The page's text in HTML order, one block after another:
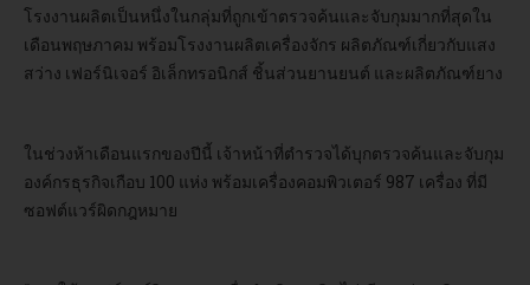
โรงงานผลิตเป็นหนึ่งในกลุ่มที่ถูกเข้าตรวจค้นและจับกุมมากที่สุดใน
เดือนพฤษภาคม พร้อมโรงงานผลิตเครื่องจักร ผลิตภัณฑ์เกี่ยวกับแสง
สว่าง เฟอร์นิเจอร์ อิเล็กทรอนิกส์ ชิ้นส่วนยานยนต์ และผลิตภัณฑ์ยาง
ในช่วงห้าเดือนแรกของปีนี้ เจ้าหน้าที่ตำรวจได้บุกตรวจค้นและจับกุม
องค์กรธุรกิจเกือบ 100 แห่ง พร้อมเครื่องคอมพิวเตอร์ 987 เครื่อง ที่มี
ซอฟต์แวร์ผิดกฎหมาย